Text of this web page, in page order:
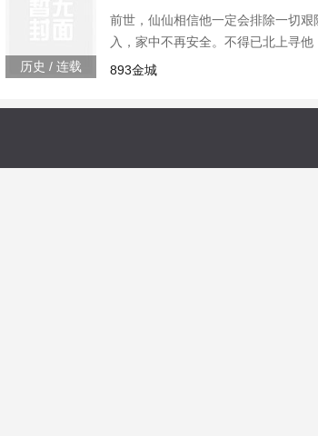
历史 / 连载
前世，仙仙相信他一定会排除一切
入，家中不再安全。不得已北上寻
893金城